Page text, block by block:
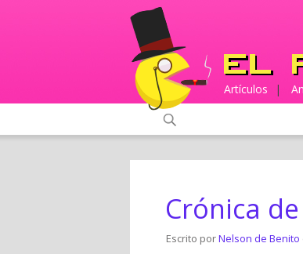
Artículos |
Crónica
Escrito porNelson de Benito